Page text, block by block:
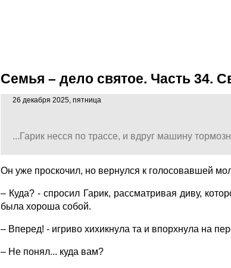
Семья – дело святое. Часть 34.
26 декабря 2025, пятница
...Гарик несся по трассе, и вдруг машину
Он уже проскочил, но вернулся к голосовавшей
– Куда? - спросил Гарик, рассматривая диву,
была хороша собой.
– Вперед! - игриво хихикнула та и впорхнула на
– Не понял... куда вам?